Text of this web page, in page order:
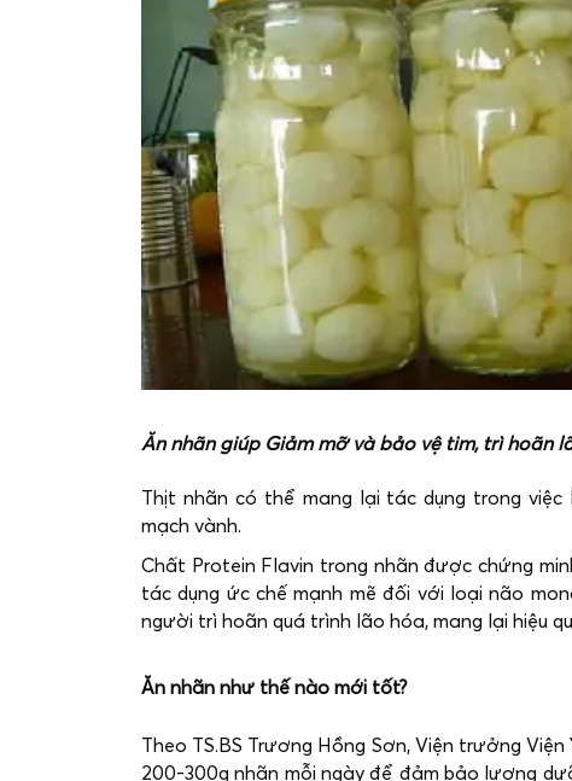
Ăn nhãn giúp Giảm mỡ và bảo vệ tim, trì hoãn
Thịt nhãn có thể mang lại tác dụng trong
mạch vành.
Chất Protein Flavin trong nhãn được chứng
tác dụng ức chế mạnh mẽ đối với loại não
người trì hoãn quá trình lão hóa, mang lại hiệu
Ăn nhãn như thế nào mới tốt?
Theo TS.BS Trương Hồng Sơn, Viện trưởng
200-300g nhãn mỗi ngày để đảm bảo lượng